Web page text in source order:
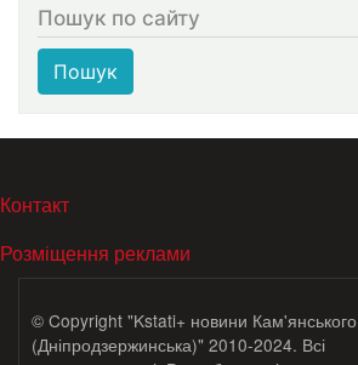
Пошук по сайту
Пошук
МЕНЮ В ПОДВАЛЕ
Контакт
Розміщення реклами
© Copyright "Kstati+ новини Кам'янського
(Дніпродзержинська)" 2010-2024. Всі